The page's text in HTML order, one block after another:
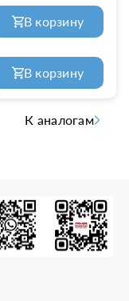
В корзину
В корзину
К аналогам